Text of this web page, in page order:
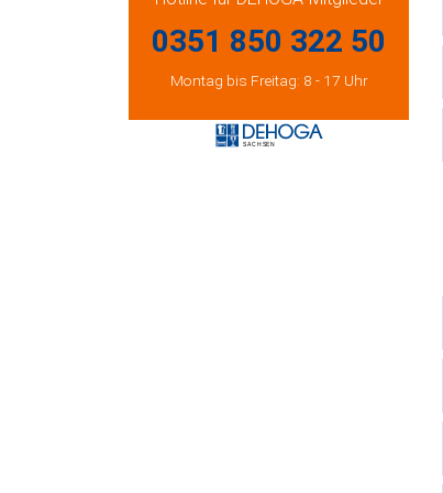
0351 850 322 50
Montag bis Freitag: 8 - 17 Uhr